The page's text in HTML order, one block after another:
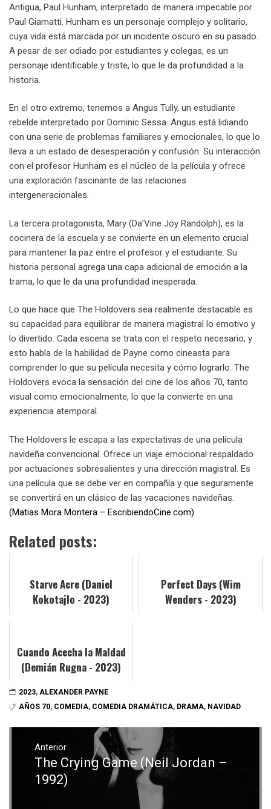
Antigua, Paul Hunham, interpretado de manera impecable por
Paul Giamatti. Hunham es un personaje complejo y solitario,
cuya vida está marcada por un incidente oscuro en su pasado.
A pesar de ser odiado por estudiantes y colegas, es un
personaje identificable y triste, lo que le da profundidad a la
historia.
En el otro extremo, tenemos a Angus Tully, un estudiante
rebelde interpretado por Dominic Sessa. Angus está lidiando
con una serie de problemas familiares y emocionales, lo que lo
lleva a un estado de desesperación y confusión. Su interacción
con el profesor Hunham es el núcleo de la película y ofrece
una exploración fascinante de las relaciones
intergeneracionales.
La tercera protagonista, Mary (Da’Vine Joy Randolph), es la
cocinera de la escuela y se convierte en un elemento crucial
para mantener la paz entre el profesor y el estudiante. Su
historia personal agrega una capa adicional de emoción a la
trama, lo que le da una profundidad inesperada.
Lo que hace que The Holdovers sea realmente destacable es
su capacidad para equilibrar de manera magistral lo emotivo y
lo divertido. Cada escena se trata con el respeto necesario, y
esto habla de la habilidad de Payne como cineasta para
comprender lo que su película necesita y cómo lograrlo. The
Holdovers evoca la sensación del cine de los años 70, tanto
visual como emocionalmente, lo que la convierte en una
experiencia atemporal.
The Holdovers le escapa a las expectativas de una película
navideña convencional. Ofrece un viaje emocional respaldado
por actuaciones sobresalientes y una dirección magistral. Es
una película que se debe ver en compañía y que seguramente
se convertirá en un clásico de las vacaciones navideñas.
(Matias Mora Montera – EscribiendoCine.com)
Related posts:
Starve Acre (Daniel
Kokotajlo - 2023)
Perfect Days (Wim
Wenders - 2023)
Cuando Acecha la Maldad
(Demián Rugna - 2023)
2023, ALEXANDER PAYNE
AÑOS 70, COMEDIA, COMEDIA DRAMÁTICA, DRAMA, NAVIDAD
Navegación
entradas
Anterior
Entrada
anterior:
The Crying Game (Neil Jordan –
1992)